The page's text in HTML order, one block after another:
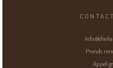
Prends
Appel